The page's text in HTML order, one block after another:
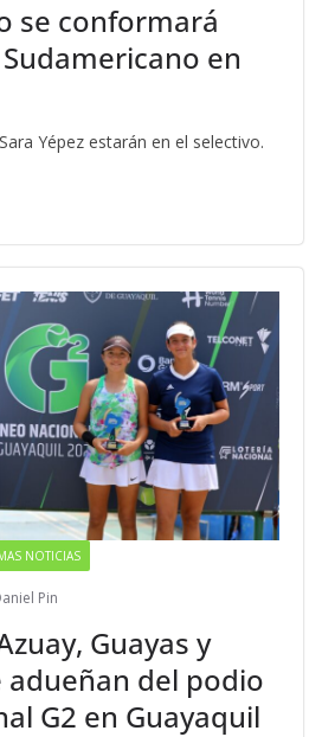
se conformará
en
Yépez estarán en el selectivo.
NOTICIAS
Pin
Guayas y
adueñan del podio
G2 en Guayaquil